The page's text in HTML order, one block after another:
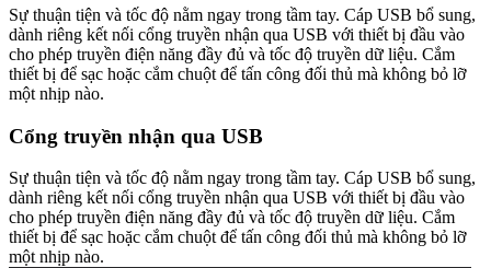
Sự thuận tiện và tốc độ nằm ngay trong tầm tay. Cáp USB bổ sung,
dành riêng kết nối cổng truyền nhận qua USB với thiết bị đầu vào
cho phép truyền điện năng đầy đủ và tốc độ truyền dữ liệu. Cắm
thiết bị để sạc hoặc cắm chuột để tấn công đối thủ mà không bỏ lỡ
một nhịp nào.
Cổng truyền nhận qua USB
Sự thuận tiện và tốc độ nằm ngay trong tầm tay. Cáp USB bổ sung,
dành riêng kết nối cổng truyền nhận qua USB với thiết bị đầu vào
cho phép truyền điện năng đầy đủ và tốc độ truyền dữ liệu. Cắm
thiết bị để sạc hoặc cắm chuột để tấn công đối thủ mà không bỏ lỡ
một nhịp nào.